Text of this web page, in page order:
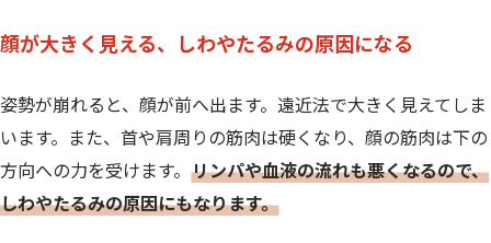
顔が大きく見える、しわやたるみの原因になる
姿勢が崩れると、顔が前へ出ます。遠近法で大きく見えてしま
います。また、首や肩周りの筋肉は硬くなり、顔の筋肉は下の
方向への力を受けます。 リンパや血液の流れも悪くなるので、
しわやたるみの原因にもなります。